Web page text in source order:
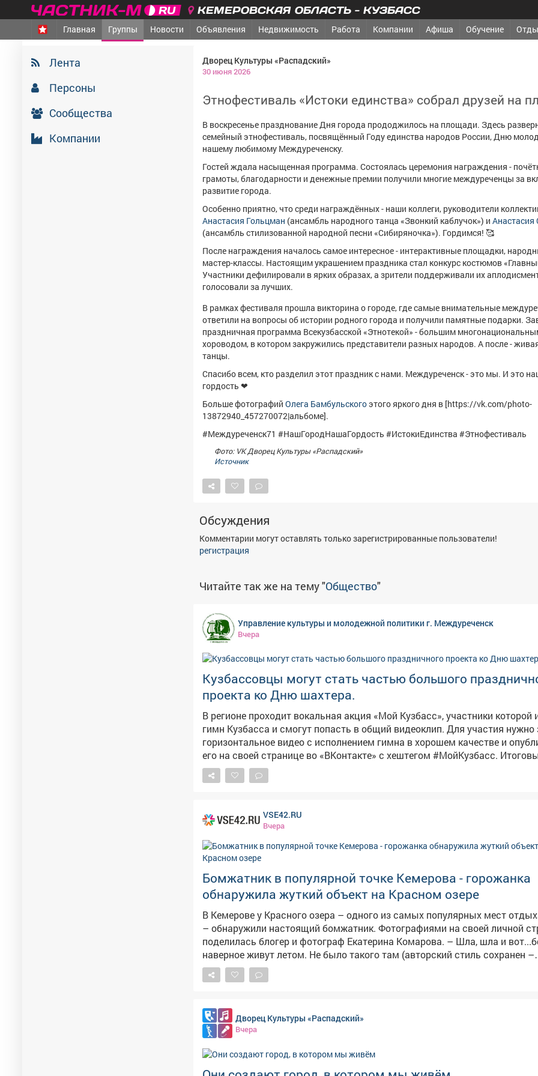
КЕМЕРОВСКАЯ ОБЛАСТЬ - КУЗБАСС
Главная Группы Новости Объявления Недвижимость Работа Компании Афиша Обучение
Лента
Персоны
Сообщества
Компании
Дворец Культуры «Распадский»
30 июня 2026
Этнофестиваль «Истоки единства» собрал друзей на
В воскресенье празднование Дня города прододжилось на площади. Здесь
семейный этнофестиваль, посвящённый Году единства народов России, Дню
нашему любимому Междуреченску.
Гостей ждала насыщенная программа. Состоялась церемония награждения -
грамоты, благодарности и денежные премии получили многие междуреченцы за
развитие города.
Особенно приятно, что среди награждённых - наши коллеги, руководители
Анастасия Гольцман (ансамбль народного танца «Звонкий каблучок») и Анастасия
(ансамбль стилизованной народной песни «Сибиряночка»). Гордимся! 🥰
После награждения началось самое интересное - интерактивные площадки,
мастер-классы. Настоящим украшением праздника стал конкурс костюмов
Участники дефилировали в ярких образах, а зрители поддерживали их
голосовали за лучших.
В рамках фестиваля прошла викторина о городе, где самые внимательные
ответили на вопросы об истории родного города и получили памятные подарки.
праздничная программа Всекузбасской «Этнотекой» - большим
хороводом, в котором закружились представители разных народов. А после -
танцы.
Спасибо всем, кто разделил этот праздник с нами. Междуреченск - это мы. И это
гордость ❤
Больше фотографий Олега Бамбульскогоэтого яркого дня в [https://vk.com/photo-
13872940_457270072|альбоме].
#Междуреченск71 #НашГородНашаГордость #ИстокиЕдинства #Этнофестиваль
Фото: VK Дворец Культуры «Распадский»
Источник
Обсуждения
Комментарии могут оставлять только зарегистрированные пользователи!
регистрация
Читайте так же на тему "Общество"
Управление культуры и молодежной политики г. Междуреченск
Вчера
Кузбассовцы могут стать частью большого
проекта ко Дню шахтера.
В регионе проходит вокальная акция «Мой Кузбасс», участники которой
гимн Кузбасса и смогут попасть в общий видеоклип. Для участия нужно записать
горизонтальное видео с исполнением гимна в хорошем качестве и
его на своей странице во «ВКонтакте» с хештегом #МойКузбасс. Итоговый клип, в
который войдут лучшие видеозаписи жителей региона, покажут в День
Кемерове. Присоединяйтесь к акции и станьте частью общего поздравления
VSE42.RU
Вчера
Бомжатник в популярной точке Кемерова - горожанка
обнаружила жуткий объект на Красном озере
В Кемерове у Красного озера – одного из самых популярных мест
– обнаружили настоящий бомжатник. Фотографиями на своей личной странице
поделилась блогер и фотограф Екатерина Комарова. – Шла, шла и вот...бомжи
наверное живут летом. Не было такого там (авторский стиль сохранен –
прим.ред.), – написала блогер. Красное озеро – одно из самых популярных мест
отдыха кемеровчан. Однако теперь в лесополосе у водоема обустроен
стулья, стол, раковины, тележки из супермаркетов и кучи мусора. Никого из людей
на месте не оказалось.
Дворец Культуры «Распадский»
Вчера